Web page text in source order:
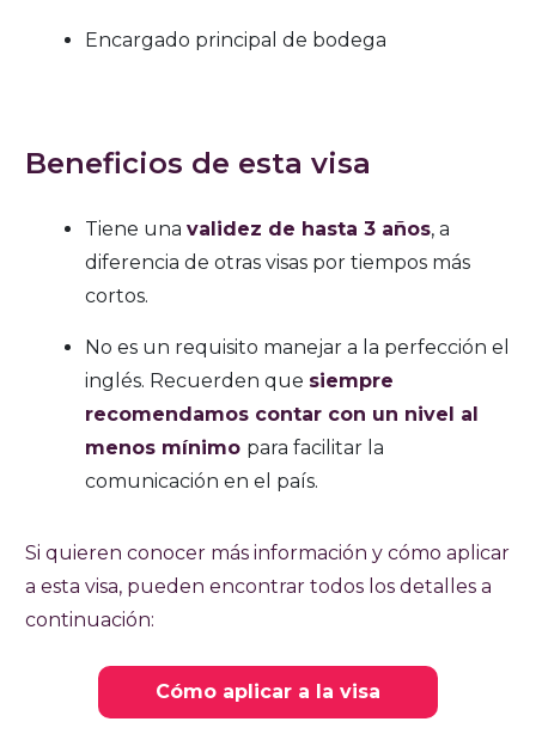
Encargado principal de bodega
Beneficios de esta visa
Tiene una validez de hasta 3 años, a
diferencia de otras visas por tiempos más
cortos.
No es un requisito manejar a la perfección el
inglés. Recuerden que siempre
recomendamos contar con un nivel al
menos mínimo para facilitar la
comunicación en el país.
Si quieren conocer más información y cómo aplicar
a esta visa, pueden encontrar todos los detalles a
continuación:
Cómo aplicar a la visa